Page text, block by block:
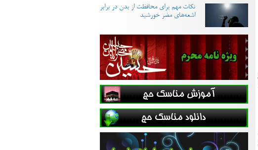
نکات مهم برای محافظت از بدن در برابر
اشعه‌های مضر خورشید